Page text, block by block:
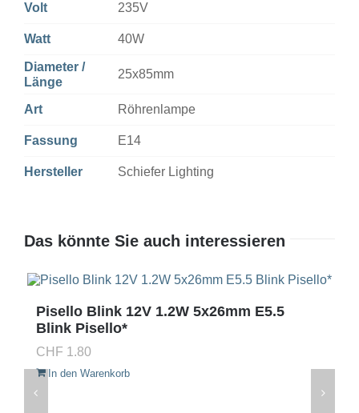
Volt 235V
Watt 40W
Diameter /
Länge
25x85mm
Art Röhrenlampe
Fassung E14
Hersteller Schiefer Lighting
Das könnte Sie auch interessieren
Pisello Blink 12V 1.2W 5x26mm E5.5
Blink Pisello*
CHF 1.80
In den Warenkorb